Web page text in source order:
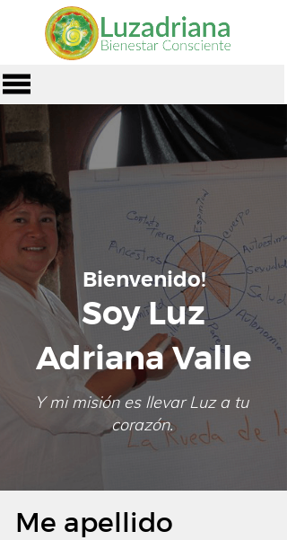
Me apellido
Bienvenido!
Soy Luz
Adriana Valle
Y mi misión es llevar Luz a tu
corazón.